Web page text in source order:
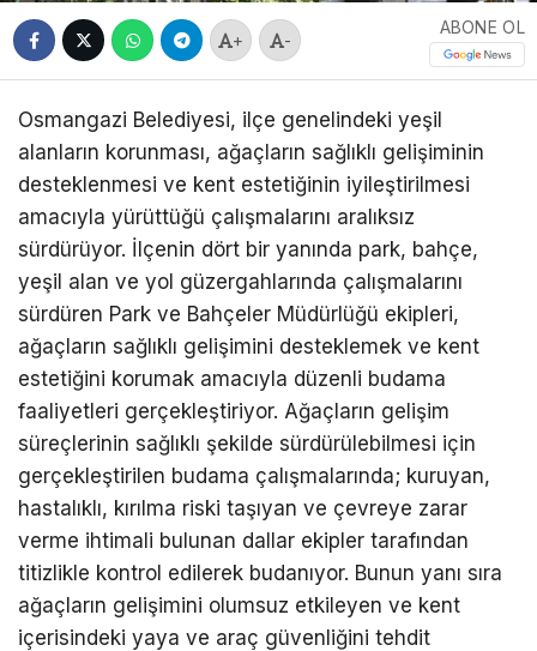
+ -
ABONE OL
Osmangazi Belediyesi, ilçe genelindeki yeşil
alanların korunması, ağaçların sağlıklı gelişiminin
desteklenmesi ve kent estetiğinin iyileştirilmesi
amacıyla yürüttüğü çalışmalarını aralıksız
sürdürüyor. İlçenin dört bir yanında park, bahçe,
yeşil alan ve yol güzergahlarında çalışmalarını
sürdüren Park ve Bahçeler Müdürlüğü ekipleri,
ağaçların sağlıklı gelişimini desteklemek ve kent
estetiğini korumak amacıyla düzenli budama
faaliyetleri gerçekleştiriyor. Ağaçların gelişim
süreçlerinin sağlıklı şekilde sürdürülebilmesi için
gerçekleştirilen budama çalışmalarında; kuruyan,
hastalıklı, kırılma riski taşıyan ve çevreye zarar
verme ihtimali bulunan dallar ekipler tarafından
titizlikle kontrol edilerek budanıyor. Bunun yanı sıra
ağaçların gelişimini olumsuz etkileyen ve kent
içerisindeki yaya ve araç güvenliğini tehdit